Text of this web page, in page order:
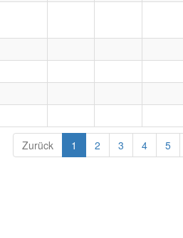
Zurück 1 2 3 4 5